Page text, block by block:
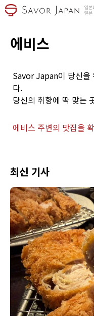
에비스
Savor Japan이 당신을
다.
당신의 취향에 딱 맞는
에비스 주변의 맛집을
최신 기사